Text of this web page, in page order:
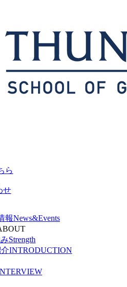
ら
せ
報News&Events
Strength
INTRODUCTION